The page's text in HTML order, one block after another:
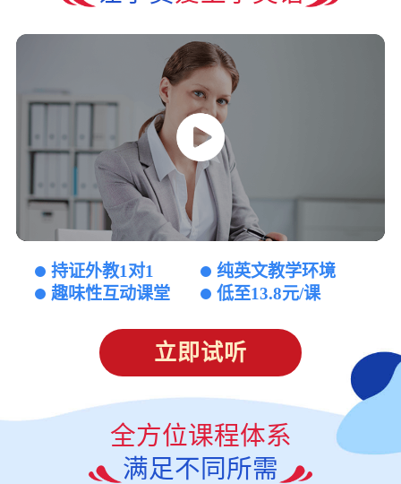
持证外教1对1
纯英文教学环境
趣味性互动课堂
低至13.8元/课
立即试听
全方位课程体系
满足不同所需